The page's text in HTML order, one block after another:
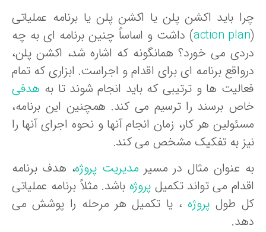
باید اکشن پلن یا اکشن پلن یا برنامه عملیاتی
action) داشت و اساساً چنین برنامه ای به چه
می خورد؟ همانگونه که اشاره شد، اکشن پلن،
برنامه ای برای اقدام و اجراست. ابزاری که تمام
ها و ترتیبی که باید انجام شوند تا به هدفی
برسند را ترسیم می کند. همچنین این برنامه،
هر کار، زمان انجام آنها و نحوه اجرای آنها را
به تفکیک مشخص می کند.
عنوان مثال در مسیرمدیریت پروژه، هدف برنامه
می تواند تکمیلپروژهباشد. مثلاً برنامه عملیاتی
طولپروژه، یا تکمیل هر مرحله را پوشش می